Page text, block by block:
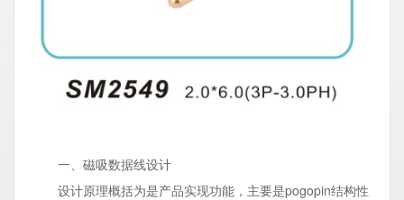
一、磁吸数据线设计
设计原理概括为是产品实现功能，主要是pogopin结构性